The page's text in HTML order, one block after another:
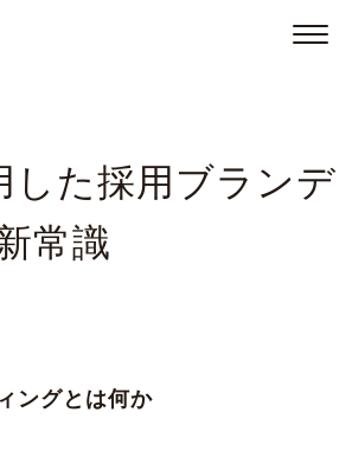
した採用ブランデ
常識
ングとは何か